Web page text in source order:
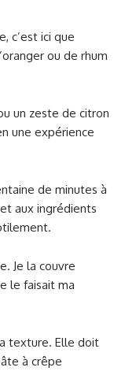
c’est ici que
ou de rhum
un zeste de citron
une expérience
de minutes à
aux ingrédients
Je la couvre
le faisait ma
texture. Elle doit
à crêpe